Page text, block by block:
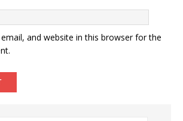
and website in this browser for the